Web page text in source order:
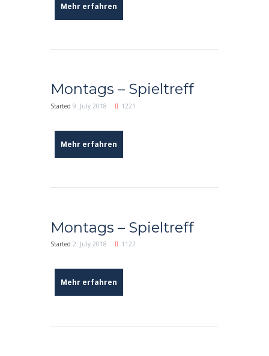
Mehr erfahren
Montags – Spieltreff
Started 9. July 2018 1221
Mehr erfahren
Montags – Spieltreff
Started 2. July 2018 1122
Mehr erfahren